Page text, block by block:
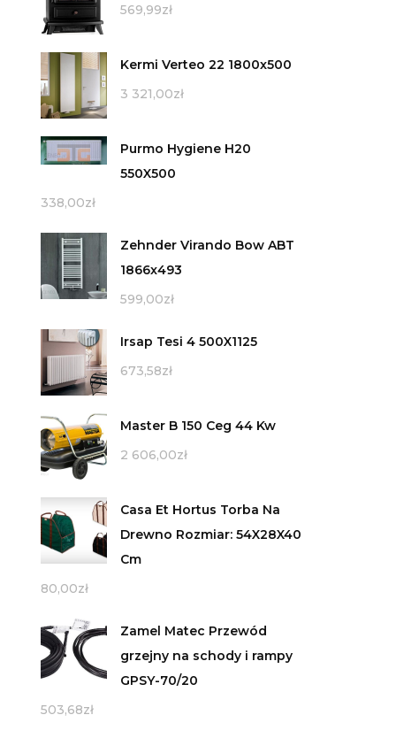
569,99zł
Kermi Verteo 22 1800x500
3 321,00zł
Purmo Hygiene H20
550X500
338,00zł
Zehnder Virando Bow ABT
1866x493
599,00zł
Irsap Tesi 4 500X1125
673,58zł
Master B 150 Ceg 44 Kw
2 606,00zł
Casa Et Hortus Torba Na
Drewno Rozmiar: 54X28X40
Cm
80,00zł
Zamel Matec Przewód
grzejny na schody i rampy
GPSY-70/20
503,68zł